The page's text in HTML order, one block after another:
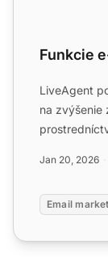
Funkcie
LiveAgent
na zvýšenie
Jan 20, 2026
Email